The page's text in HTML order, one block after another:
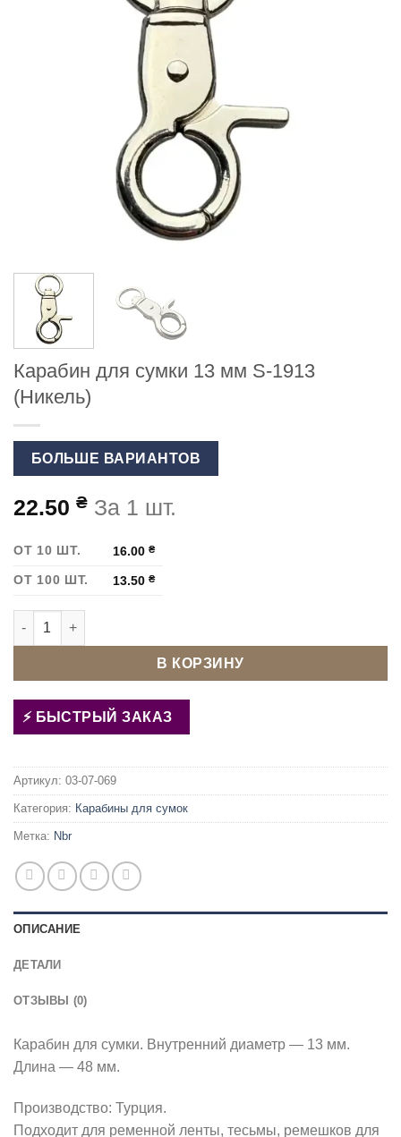
Карабин для сумки 13 мм S-1913
(Никель)
БОЛЬШЕ ВАРИАНТОВ
22.50 ₴ За 1 шт.
ОТ 10 ШТ. 16.00₴
ОТ 100 ШТ. 13.50₴
Количество товара Карабин для сумки 13 мм S-1913
В КОРЗИНУ
БЫСТРЫЙ ЗАКАЗ
Артикул: 03-07-069
Категория: Карабины для сумок
Метка: Nbr
ОПИСАНИЕ
ДЕТАЛИ
ОТЗЫВЫ (0)
Карабин для сумки. Внутренний диаметр — 13 мм.
Длина — 48 мм.
Производство: Турция.
Подходит для ременной ленты, тесьмы, ремешков для